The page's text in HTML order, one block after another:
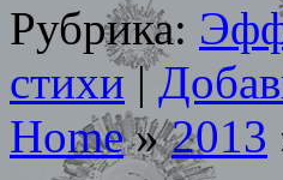
Рубрика:
стихи |
Home»2013